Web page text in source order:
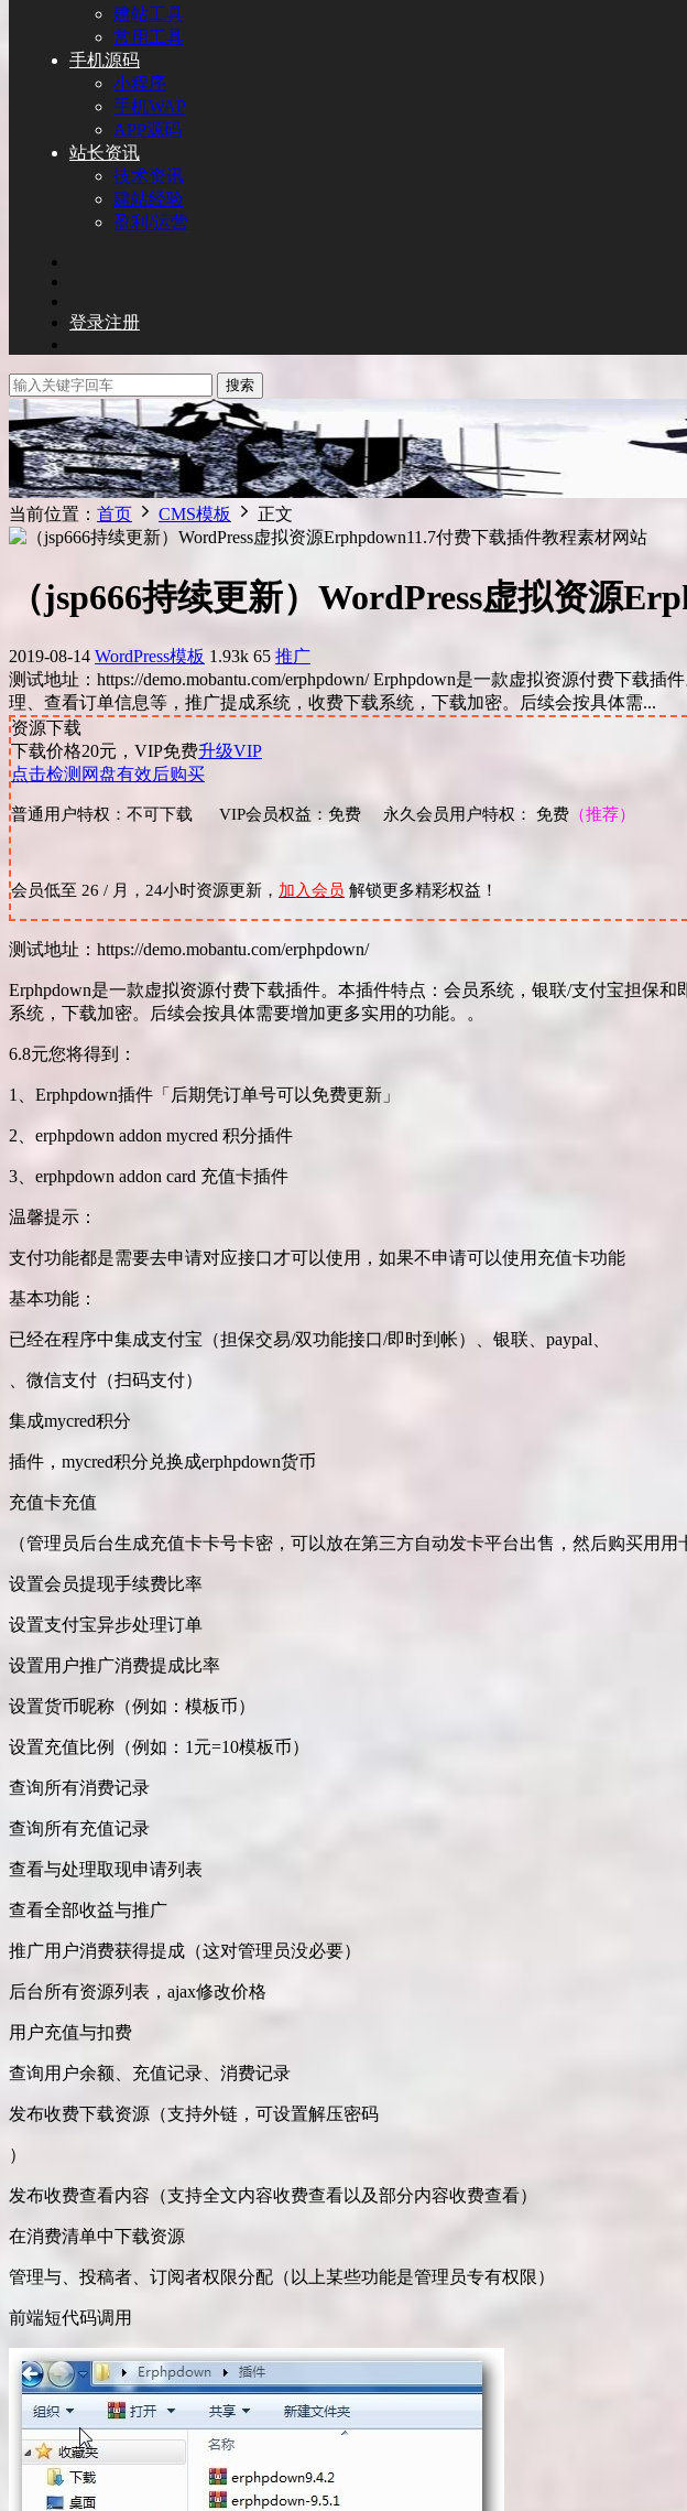
建站工具
常用工具
手机源码
小程序
手机WAP
APP源码
站长资讯
技术资讯
建站经验
盈利/运营
登录注册
搜索
当前位置： 首页 CMS模板 正文
（jsp666持续更新）WordPress虚拟资源
2019-08-14 WordPress模板 1.93k 65 推广
测试地址：https://demo.mobantu.com/erphpdown/ Erphpdown是一款虚拟资源付费下
理、查看订单信息等，推广提成系统，收费下载系统，下载加密。后续会按具体需...
资源下载
下载价格20元，VIP免费升级VIP
点击检测网盘有效后购买
普通用户特权：不可下载 VIP会员权益：免费 永久会员用户特权： 免费 （推荐）
会员低至 26 / 月，24小时资源更新， 加入会员 解锁更多精彩权益！
测试地址：https://demo.mobantu.com/erphpdown/
Erphpdown是一款虚拟资源付费下载插件。本插件特点：会员系统，银联/支付宝担保
系统，下载加密。后续会按具体需要增加更多实用的功能。。
6.8元您将得到：
1、Erphpdown插件「后期凭订单号可以免费更新」
2、erphpdown addon mycred 积分插件
3、erphpdown addon card 充值卡插件
温馨提示：
支付功能都是需要去申请对应接口才可以使用，如果不申请可以使用充值卡功能
基本功能：
已经在程序中集成支付宝（担保交易/双功能接口/即时到帐）、银联、paypal、
、微信支付（扫码支付）
集成mycred积分
插件，mycred积分兑换成erphpdown货币
充值卡充值
（管理员后台生成充值卡卡号卡密，可以放在第三方自动发卡平台出售，然后购买用用
设置会员提现手续费比率
设置支付宝异步处理订单
设置用户推广消费提成比率
设置货币昵称（例如：模板币）
设置充值比例（例如：1元=10模板币）
查询所有消费记录
查询所有充值记录
查看与处理取现申请列表
查看全部收益与推广
推广用户消费获得提成（这对管理员没必要）
后台所有资源列表，ajax修改价格
用户充值与扣费
查询用户余额、充值记录、消费记录
发布收费下载资源（支持外链，可设置解压密码
）
发布收费查看内容（支持全文内容收费查看以及部分内容收费查看）
在消费清单中下载资源
管理与、投稿者、订阅者权限分配（以上某些功能是管理员专有权限）
前端短代码调用